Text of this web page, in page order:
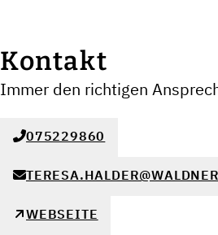
Kontakt
Immer den richtigen
075229860
WEBSEITE